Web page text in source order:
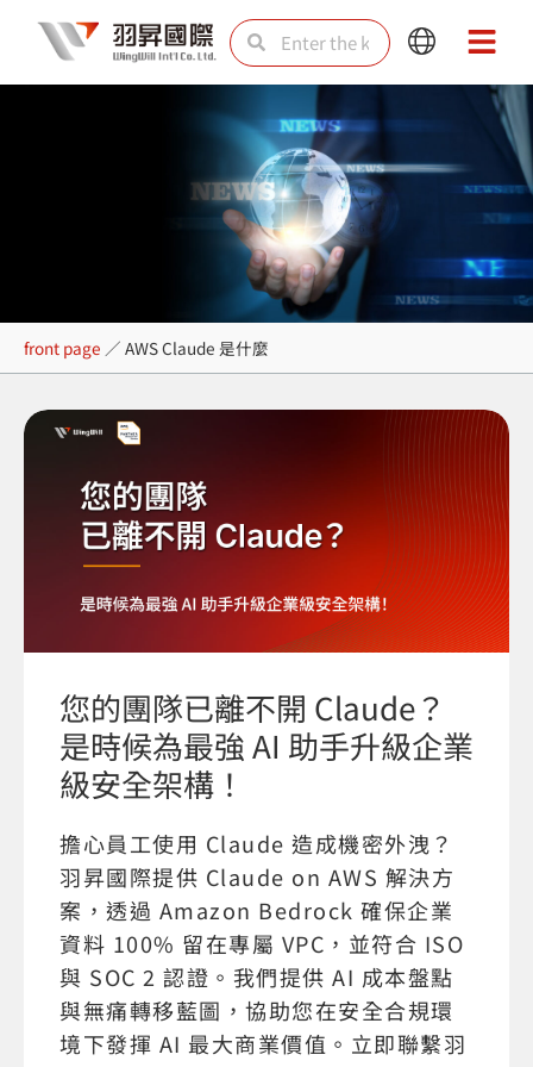
content
SearchSearch
Main
Menu
Main
Menu
AWS Claude 是什麼
front page ／ AWS Claude 是什麼
您的團隊已離不開 Claude？
是時候為最強 AI 助手升級企業
級安全架構！
擔心員工使用 Claude 造成機密外洩？
羽昇國際提供 Claude on AWS 解決方
案，透過 Amazon Bedrock 確保企業
資料 100% 留在專屬 VPC，並符合 ISO
與 SOC 2 認證。我們提供 AI 成本盤點
與無痛轉移藍圖，協助您在安全合規環
境下發揮 AI 最大商業價值。立即聯繫羽